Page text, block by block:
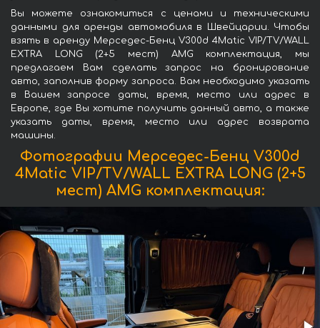
Вы можете ознакомиться с ценами и техническими
данными для аренды автомобиля в Швейцарии. Чтобы
взять в аренду Мерседес-Бенц V300d 4Matic VIP/TV/WALL
EXTRA LONG (2+5 мест) AMG комплектация, мы
предлагаем Вам сделать запрос на бронирование
авто, заполнив форму запроса. Вам необходимо указать
в Вашем запросе даты, время, место или адрес в
Европе, где Вы хотите получить данный авто, а также
указать даты, время, место или адрес возврата
машины.
Фотографии Мерседес-Бенц V300d
4Matic VIP/TV/WALL EXTRA LONG (2+5
мест) AMG комплектация: